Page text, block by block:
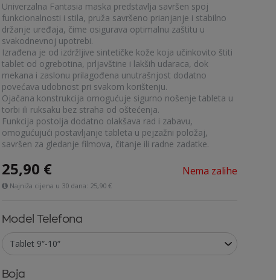
Univerzalna Fantasia maska predstavlja savršen spoj
funkcionalnosti i stila, pruža savršeno prianjanje i stabilno
držanje uređaja, čime osigurava optimalnu zaštitu u
svakodnevnoj upotrebi.
Izrađena je od izdržljive sintetičke kože koja učinkovito štiti
tablet od ogrebotina, prljavštine i lakših udaraca, dok
mekana i zaslonu prilagođena unutrašnjost dodatno
povećava udobnost pri svakom korištenju.
Ojačana konstrukcija omogućuje sigurno nošenje tableta u
torbi ili ruksaku bez straha od oštećenja.
Funkcija postolja dodatno olakšava rad i zabavu,
omogućujući postavljanje tableta u pejzažni položaj,
savršen za gledanje filmova, čitanje ili radne zadatke.
25,90 €
Najniža cijena u 30 dana: 25,90 €
Nema zalihe
Model Telefona
Boja